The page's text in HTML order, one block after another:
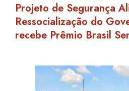
Projeto de Segurança
Ressocialização do
recebe Prêmio Brasil